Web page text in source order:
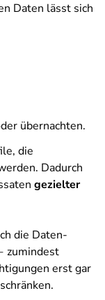
Daten lässt sich
übernachten.
die
Dadurch
gezielter
die Daten-
zumindest
erst gar